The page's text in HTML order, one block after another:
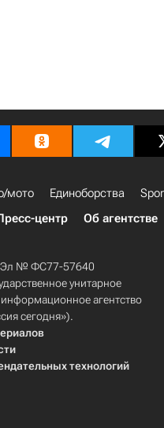
мото Единоборства
центр Об агентстве
Эл № ФС77-57640
унитарное
агентство
сегодня»).
технологий